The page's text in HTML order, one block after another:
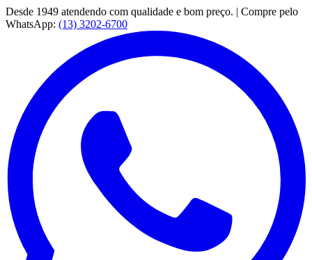
Desde 1949 atendendo com qualidade e bom preço. | Compre pelo
WhatsApp: (13) 3202-6700